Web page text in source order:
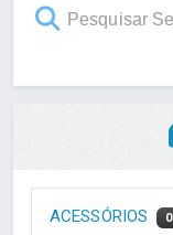
ACESSÓRIOS 0